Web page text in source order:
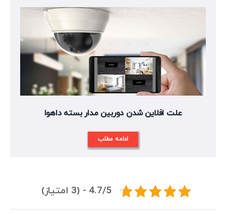
علت افلاین شدن دوربین مدار بسته داهوا
ادامه مطلب
4.7/5 - (3 امتیاز)